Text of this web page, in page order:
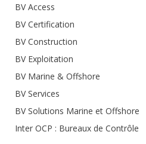
BV Access
BV Certification
BV Construction
BV Exploitation
BV Marine & Offshore
BV Services
BV Solutions Marine et Offshore
Inter OCP : Bureaux de Contrôle